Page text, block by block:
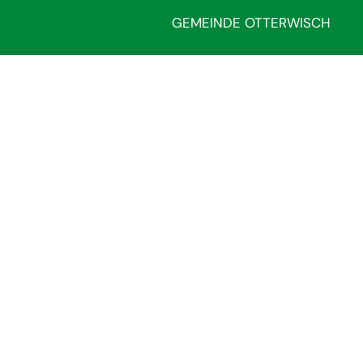
GEMEINDE OTTERWISCH